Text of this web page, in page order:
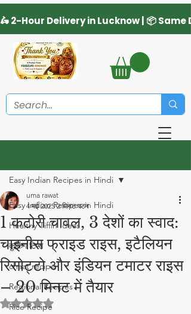
Easy Indian Recipes in Hindi
Healthy Tiffin Ideas
कुकिंग टिप्स
chaat recipe
Regional Recipes
Rice Recipe
Easy Indian Recipes in Hindi
1 कटोरी चावल, 3 देशों का स्वाद:
चाइनीस फ्राइड राइस, इटैलियन
रिसोट्टो और इंडियन टमाटर राइस
– 20 मिनट में तैयार
uma rawat
4 मई 2025 2 मिनट पठन
5 स्टार में से NaN रेटिंग दी गई।